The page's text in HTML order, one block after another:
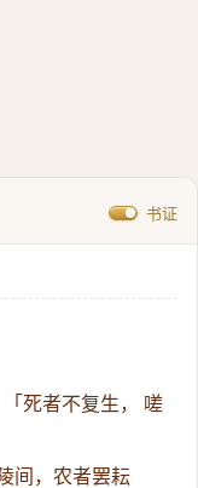
书证
「死者不复生， 嗟
间，农者罢耘